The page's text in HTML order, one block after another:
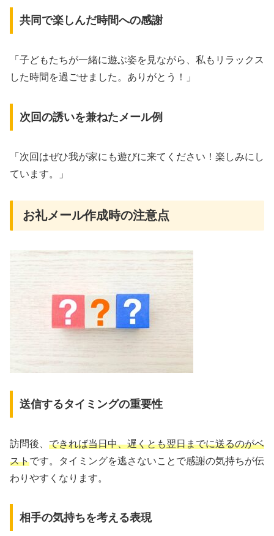
共同で楽しんだ時間への感謝
「子どもたちが一緒に遊ぶ姿を見ながら、私もリラックス
した時間を過ごせました。ありがとう！」
次回の誘いを兼ねたメール例
「次回はぜひ我が家にも遊びに来てください！楽しみにし
ています。」
お礼メール作成時の注意点
送信するタイミングの重要性
訪問後、 できれば当日中、遅くとも翌日までに送るのがベ
ストです。タイミングを逃さないことで感謝の気持ちが伝
わりやすくなります。
相手の気持ちを考える表現